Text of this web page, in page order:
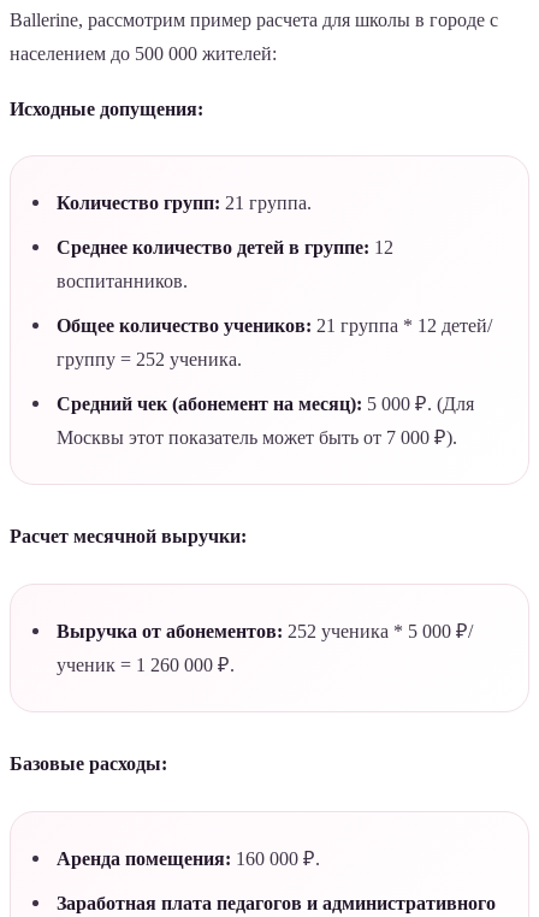
Ballerine, рассмотрим пример расчета для школы в городе с
населением до 500 000 жителей:
Исходные допущения:
Количество групп: 21 группа.
Среднее количество детей в группе: 12
воспитанников.
Общее количество учеников: 21 группа * 12 детей/
группу = 252 ученика.
Средний чек (абонемент на месяц): 5 000 ₽. (Для
Москвы этот показатель может быть от 7 000 ₽).
Расчет месячной выручки:
Выручка от абонементов: 252 ученика * 5 000 ₽/
ученик = 1 260 000 ₽.
Базовые расходы:
Аренда помещения: 160 000 ₽.
Заработная плата педагогов и административного